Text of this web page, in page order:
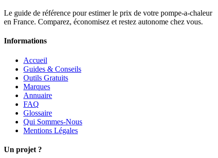
Le guide de référence pour estimer le prix de votre pompe-a-chaleur
en France. Comparez, économisez et restez autonome chez vous.
Informations
Accueil
Guides & Conseils
Outils Gratuits
Marques
Annuaire
FAQ
Glossaire
Qui Sommes-Nous
Mentions Légales
Un projet ?